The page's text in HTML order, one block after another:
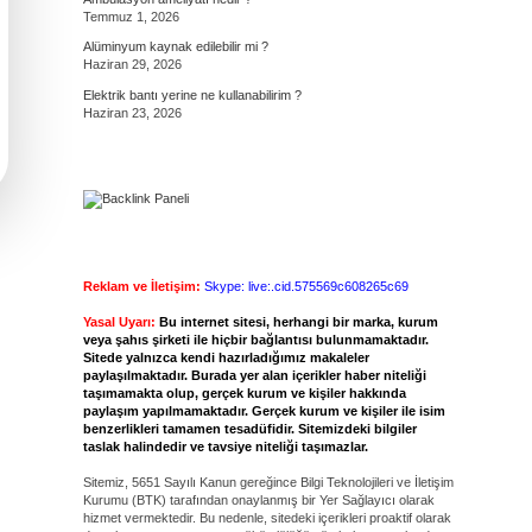
Temmuz 1, 2026
Alüminyum kaynak edilebilir mi ?
Haziran 29, 2026
Elektrik bantı yerine ne kullanabilirim ?
Haziran 23, 2026
Reklam ve İletişim: Skype: live:.cid.575569c608265c69
Yasal Uyarı: Bu internet sitesi, herhangi bir marka, kurum
veya şahıs şirketi ile hiçbir bağlantısı bulunmamaktadır.
Sitede yalnızca kendi hazırladığımız makaleler
paylaşılmaktadır. Burada yer alan içerikler haber niteliği
taşımamakta olup, gerçek kurum ve kişiler hakkında
paylaşım yapılmamaktadır. Gerçek kurum ve kişiler ile isim
benzerlikleri tamamen tesadüfidir. Sitemizdeki bilgiler
taslak halindedir ve tavsiye niteliği taşımazlar.
Sitemiz, 5651 Sayılı Kanun gereğince Bilgi Teknolojileri ve İletişim
Kurumu (BTK) tarafından onaylanmış bir Yer Sağlayıcı olarak
hizmet vermektedir. Bu nedenle, sitedeki içerikleri proaktif olarak